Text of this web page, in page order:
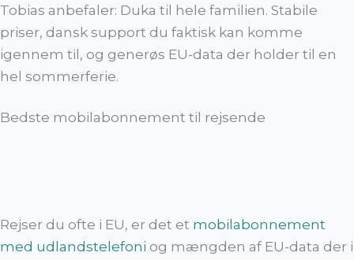
Tobias anbefaler: Duka til hele familien. Stabile
priser, dansk support du faktisk kan komme
igennem til, og generøs EU-data der holder til en
hel sommerferie.
Bedste mobilabonnement til rejsende
Rejser du ofte i EU, er det et mobilabonnement
med udlandstelefoni og mængden af EU-data der i